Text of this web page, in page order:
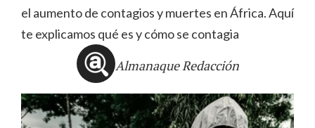
el aumento de contagios y muertes en África. Aquí
te explicamos qué es y cómo se contagia
Almanaque Redacción